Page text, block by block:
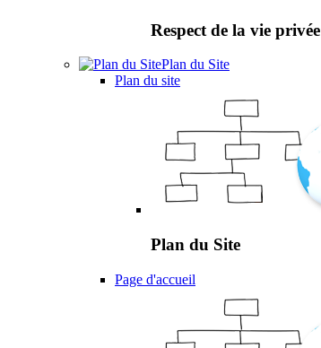
Respect de la vie privée
Plan du Site
Plan du site
Plan du Site
Page d'accueil